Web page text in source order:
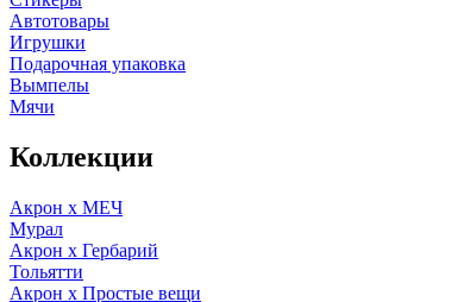
Автотовары
Игрушки
Подарочная упаковка
Вымпелы
Мячи
Коллекции
Акрон x МЕЧ
Мурал
Акрон x Гербарий
Тольятти
Акрон x Простые вещи